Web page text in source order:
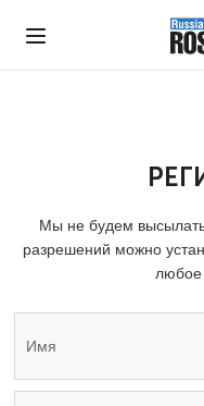
Мы не будем
разрешений можно
любое